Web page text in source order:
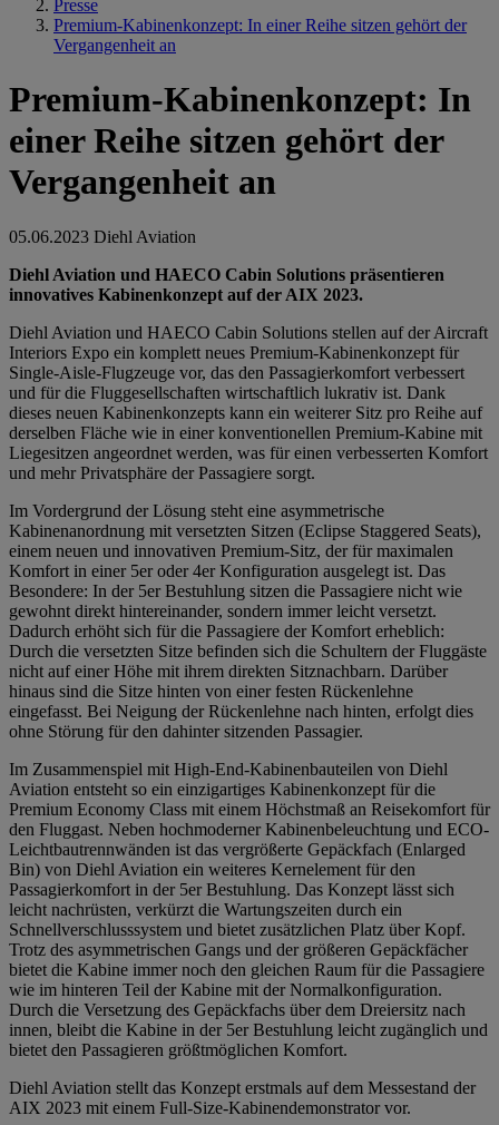
Presse
Premium-Kabinenkonzept: In einer Reihe sitzen gehört der
Vergangenheit an
Premium-Kabinenkonzept: In
einer Reihe sitzen gehört der
Vergangenheit an
05.06.2023 Diehl Aviation
Diehl Aviation und HAECO Cabin Solutions präsentieren
innovatives Kabinenkonzept auf der AIX 2023.
Diehl Aviation und HAECO Cabin Solutions stellen auf der Aircraft
Interiors Expo ein komplett neues Premium-Kabinenkonzept für
Single-Aisle-Flugzeuge vor, das den Passagierkomfort verbessert
und für die Fluggesellschaften wirtschaftlich lukrativ ist. Dank
dieses neuen Kabinenkonzepts kann ein weiterer Sitz pro Reihe auf
derselben Fläche wie in einer konventionellen Premium-Kabine mit
Liegesitzen angeordnet werden, was für einen verbesserten Komfort
und mehr Privatsphäre der Passagiere sorgt.
Im Vordergrund der Lösung steht eine asymmetrische
Kabinenanordnung mit versetzten Sitzen (Eclipse Staggered Seats),
einem neuen und innovativen Premium-Sitz, der für maximalen
Komfort in einer 5er oder 4er Konfiguration ausgelegt ist. Das
Besondere: In der 5er Bestuhlung sitzen die Passagiere nicht wie
gewohnt direkt hintereinander, sondern immer leicht versetzt.
Dadurch erhöht sich für die Passagiere der Komfort erheblich:
Durch die versetzten Sitze befinden sich die Schultern der Fluggäste
nicht auf einer Höhe mit ihrem direkten Sitznachbarn. Darüber
hinaus sind die Sitze hinten von einer festen Rückenlehne
eingefasst. Bei Neigung der Rückenlehne nach hinten, erfolgt dies
ohne Störung für den dahinter sitzenden Passagier.
Im Zusammenspiel mit High-End-Kabinenbauteilen von Diehl
Aviation entsteht so ein einzigartiges Kabinenkonzept für die
Premium Economy Class mit einem Höchstmaß an Reisekomfort für
den Fluggast. Neben hochmoderner Kabinenbeleuchtung und ECO-
Leichtbautrennwänden ist das vergrößerte Gepäckfach (Enlarged
Bin) von Diehl Aviation ein weiteres Kernelement für den
Passagierkomfort in der 5er Bestuhlung. Das Konzept lässt sich
leicht nachrüsten, verkürzt die Wartungszeiten durch ein
Schnellverschlusssystem und bietet zusätzlichen Platz über Kopf.
Trotz des asymmetrischen Gangs und der größeren Gepäckfächer
bietet die Kabine immer noch den gleichen Raum für die Passagiere
wie im hinteren Teil der Kabine mit der Normalkonfiguration.
Durch die Versetzung des Gepäckfachs über dem Dreiersitz nach
innen, bleibt die Kabine in der 5er Bestuhlung leicht zugänglich und
bietet den Passagieren größtmöglichen Komfort.
Diehl Aviation stellt das Konzept erstmals auf dem Messestand der
AIX 2023 mit einem Full-Size-Kabinendemonstrator vor.